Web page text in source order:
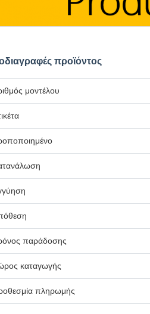
προϊόντος
μοντέλου
παράδοσης
καταγωγής
πληρωμής